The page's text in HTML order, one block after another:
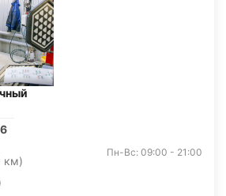
км)
Пн-Вс: 09:00 - 21:00